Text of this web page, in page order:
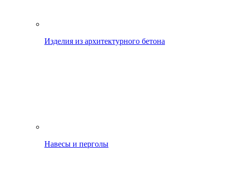
Изделия из архитектурного бетона
Навесы и перголы